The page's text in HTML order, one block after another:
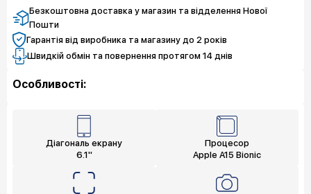
Чистий спокій
6 062 грн
Безкоштовна доставка у магазин та відделення Нової
Пошти
Гарантія від виробника та магазину до 2 років
Швидкій обмін та повернення протягом 14 днів
Особливості:
Діагональ екрану
6.1"
Процесор
Apple A15 Bionic